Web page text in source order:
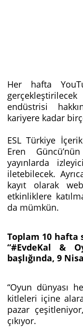
Her hafta
endüstrisi
kariyere kadar
ESL Türkiye
Eren
yayınlarda
iletebilecek.
kayıt olarak
etkinliklere
da mümkün.
Toplam 10
“#EvdeKal &
başlığında, 9
“Oyun dünyası
kitleleri içine
pazar
çıkıyor.